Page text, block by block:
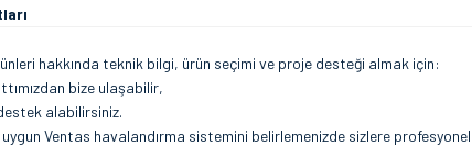
hakkında teknik bilgi, ürün seçimi ve proje desteği almak için:
bize ulaşabilir,
alabilirsiniz.
Ventas havalandırma sistemini belirlemenizde sizlere